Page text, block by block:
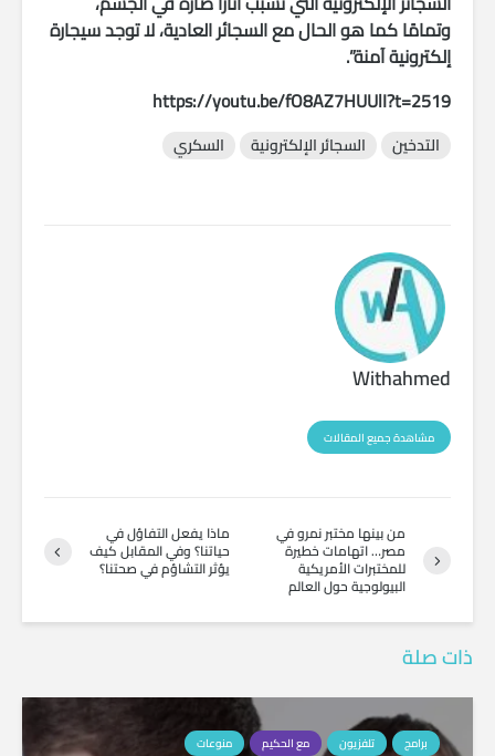
وتمامًا كما هو الحال مع السجائر العادية، لا توجد سيجارة
إلكترونية آمنة”.
https://youtu.be/fO8AZ7HUUlI?t=2519
التدخين السجائر الإلكترونية السكري
Withahmed
مشاهدة جميع المقالات
ماذا يفعل التفاؤل في
حياتنا؟ وفي المقابل كيف
يؤثر التشاؤم في صحتنا؟
من بينها مختبر نمرو في
مصر… اتهامات خطيرة
للمختبرات الأمريكية
البيولوجية حول العالم
ذات صلة
برامج تلفزيون مع الحكيم منوعات